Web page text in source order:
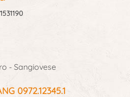
- Sangiovese
0972.12345.1